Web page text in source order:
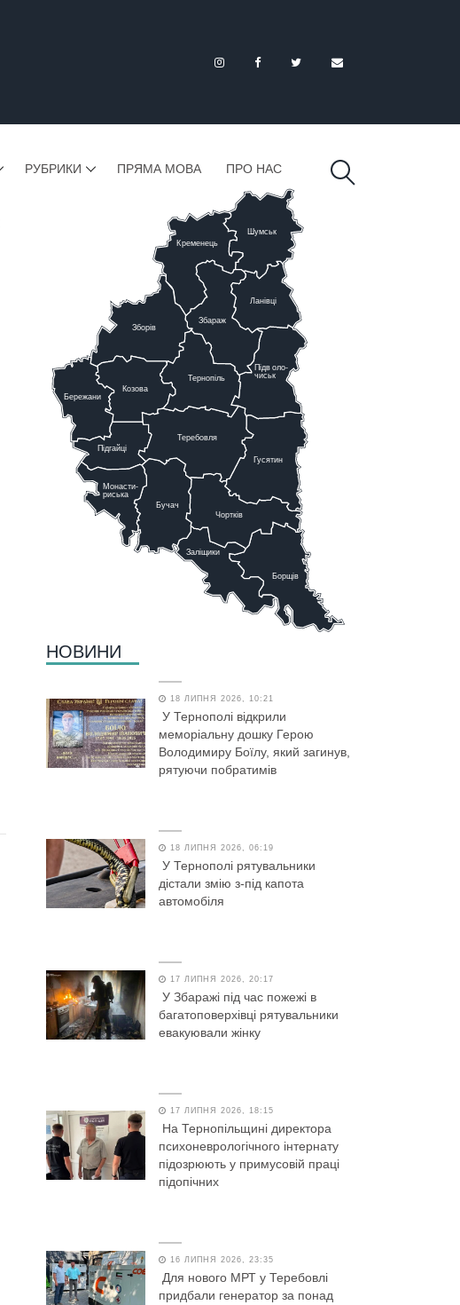
РУБРИКИ ПРЯМА МОВА ПРО НАС
Тернопіль
Теребовля
Бучач
Заліщики
Борщів
Чортків
Гусятин
Підволо-
чиськ
Ланівці
Збараж
Шумськ
Кременець
Козова
Бережани
Підгайці
Зборів
Монасти-
риська
НОВИНИ
18 ЛИПНЯ 2026, 10:21
У Тернополі відкрили
меморіальну дошку Герою
Володимиру Боїлу, який загинув,
рятуючи побратимів
18 ЛИПНЯ 2026, 06:19
У Тернополі рятувальники
дістали змію з-під капота
автомобіля
17 ЛИПНЯ 2026, 20:17
У Збаражі під час пожежі в
багатоповерхівці рятувальники
евакуювали жінку
17 ЛИПНЯ 2026, 18:15
На Тернопільщині директора
психоневрологічного інтернату
підозрюють у примусовій праці
підопічних
16 ЛИПНЯ 2026, 23:35
Для нового МРТ у Теребовлі
придбали генератор за понад